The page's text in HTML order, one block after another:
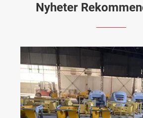
Nyheter